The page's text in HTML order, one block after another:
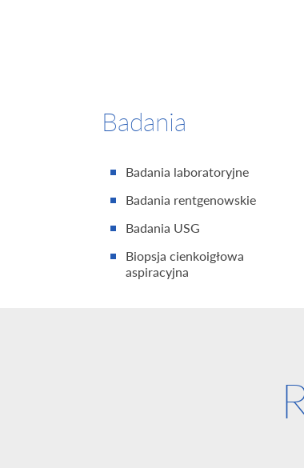
Badania
Badania laboratoryjne
Badania rentgenowskie
Badania USG
Biopsja cienkoigłowa
aspiracyjna